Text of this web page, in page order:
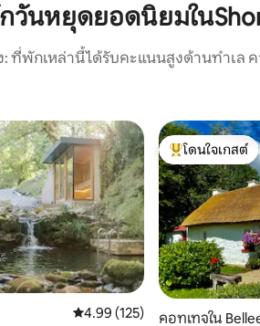
วันหยุดยอดนิยมใน
: ที่พักเหล่านี้ได้รับคะแนนสูงด้านทำเล
คะแนนเฉลี่ย 4.99 จาก 5, 125 รี
4.99 (125)
โดนใจเกสต์ที่สุด
โดนใจเกสต์
คอทเทจใน